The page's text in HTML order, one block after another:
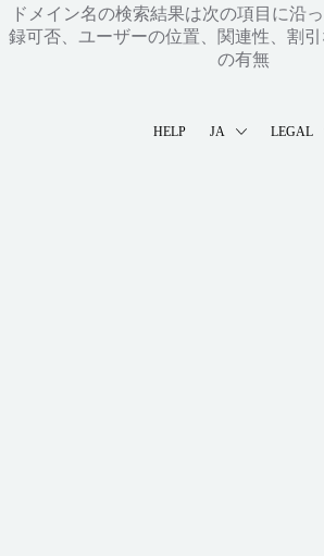
ドメイン名の検索結果は次の項目に沿
録可否、ユーザーの位置、関連性、割
の有無
HELP JA LEGAL